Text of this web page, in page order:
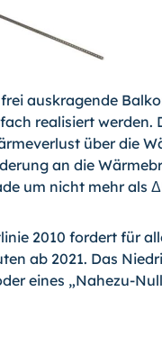
auskragende
realisiert werden.
über die
an die
um nicht mehr als
2010 fordert für
ab 2021. Das
eines „Nahezu-